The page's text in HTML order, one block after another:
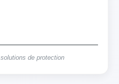
de protection